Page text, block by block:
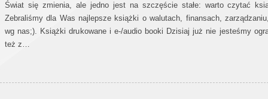
Świat się zmienia, ale jedno jest na szczęście stałe: warto czytać
Zebraliśmy dla Was najlepsze książki o walutach, finansach,
wg nas;). Książki drukowane i e-/audio booki Dzisiaj już nie jesteśmy
też z…